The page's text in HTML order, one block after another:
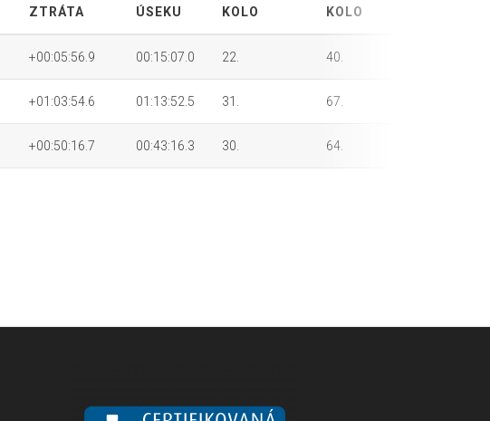
ZTRÁTA
ÚSEKU
KOLO
KOLO
+00:05:56.9 00:15:07.0 22. 40.
+01:03:54.6 01:13:52.5 31. 67.
+00:50:16.7 00:43:16.3 30. 64.